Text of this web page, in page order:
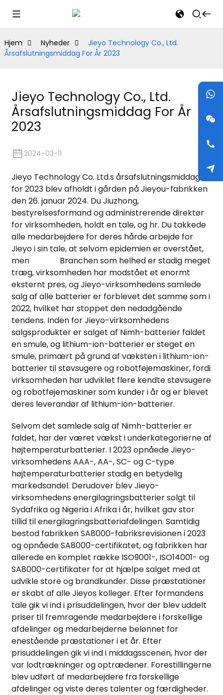
Hjem Nyheder
Jieyo Technology Co., Ltd.
Årsafslutningsmiddag For År 2023
Jieyo Technology Co., Ltd.
Årsafslutningsmiddag For År
2023
2024-03-11
Jieyo Technology Co. Ltd.s årsafslutningsmiddag
for 2023 blev afholdt i gården på Jieyou-fabrikken
den 26. januar 2024. Du Jiuzhong,
bestyrelsesformand og administrerende direktør
for virksomheden, holdt en tale, og hr. Du takkede
alle medarbejdere for deres hårde arbejde for
Jieyo i sin tale, at selvom epidemien er overstået,
menBatteri Branchen som helhed er stadig meget
træg, virksomheden har modstået et enormt
eksternt pres, og Jieyo-virksomhedens samlede
salg af alle batterier er forblevet det samme som i
2022, hvilket har stoppet den nedadgående
tendens. Inden for Jieyo-virksomhedens
salgsprodukter er salget af Nimh-batterier faldet
en smule, og lithium-ion-batterier er steget en
smule, primært på grund af væksten i lithium-ion-
batterier til støvsugere og robotfejemaskiner, fordi
virksomheden har udviklet flere kendte støvsugere
og robotfejemaskiner som kunder i år og er blevet
deres leverandør af lithium-ion-batterier.
Selvom det samlede salg af Nimh-batterier er
faldet, har der været vækst i underkategorierne af
højtemperaturbatterier. I 2023 opnåede Jieyo-
virksomhedens AAA-, AA-, SC- og C-type
højtemperaturbatterier stadig en betydelig
markedsandel. Derudover blev Jieyo-
virksomhedens energilagringsbatterier solgt til
Sydafrika og Nigeria i Afrika i år, hvilket gav stor
tillid til energilagringsbatteriafdelingen. Samtidig
bestod fabrikken SA8000-fabriksrevisionen i 2023
og opnåede SA8000-certifikatet, og fabrikken har
allerede en komplet række ISO9001-, ISO14001- og
SA8000-certifikater for at hjælpe salget med at
udvikle store og brandkunder. Disse præstationer
er skabt af alle Jieyos kolleger. Efter formandens
tale gik vi ind i prisuddelingen, hvor der blev uddelt
priser til fremragende medarbejdere i forskellige
afdelinger og medarbejderne belønnet for
enestående præstationer i et år. Efter
prisuddelingen gik vi ind i middagsscenen, hvor der
var lodtrækninger og optrædener. Forestillingerne
blev udført af medarbejdere fra forskellige
afdelinger og viste deres talenter og færdigheder.